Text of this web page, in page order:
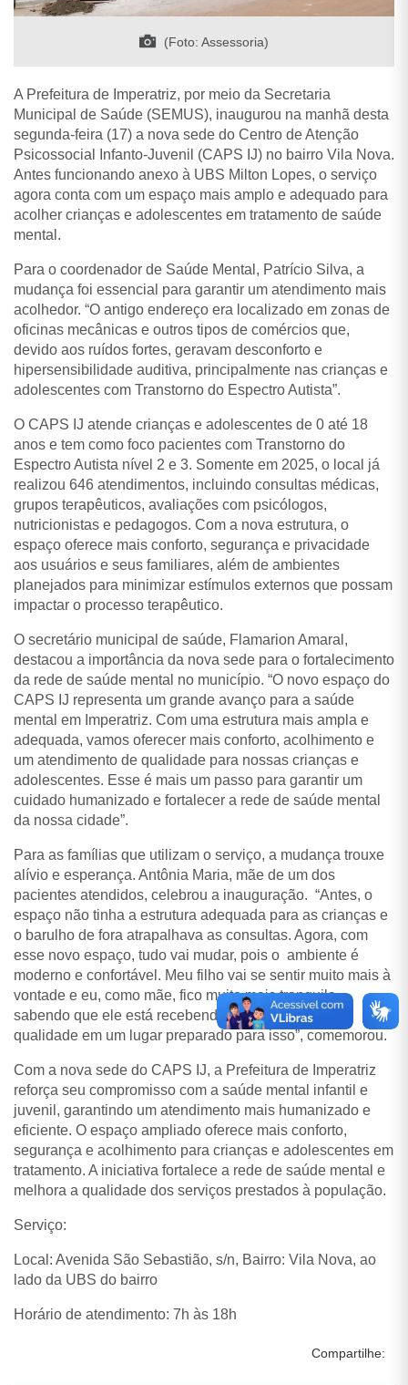
(Foto: Assessoria)
A Prefeitura de Imperatriz, por meio da Secretaria
Municipal de Saúde (SEMUS), inaugurou na manhã desta
segunda-feira (17) a nova sede do Centro de Atenção
Psicossocial Infanto-Juvenil (CAPS IJ) no bairro Vila Nova.
Antes funcionando anexo à UBS Milton Lopes, o serviço
agora conta com um espaço mais amplo e adequado para
acolher crianças e adolescentes em tratamento de saúde
mental.
Para o coordenador de Saúde Mental, Patrício Silva, a
mudança foi essencial para garantir um atendimento mais
acolhedor. “O antigo endereço era localizado em zonas de
oficinas mecânicas e outros tipos de comércios que,
devido aos ruídos fortes, geravam desconforto e
hipersensibilidade auditiva, principalmente nas crianças e
adolescentes com Transtorno do Espectro Autista”.
O CAPS IJ atende crianças e adolescentes de 0 até 18
anos e tem como foco pacientes com Transtorno do
Espectro Autista nível 2 e 3. Somente em 2025, o local já
realizou 646 atendimentos, incluindo consultas médicas,
grupos terapêuticos, avaliações com psicólogos,
nutricionistas e pedagogos. Com a nova estrutura, o
espaço oferece mais conforto, segurança e privacidade
aos usuários e seus familiares, além de ambientes
planejados para minimizar estímulos externos que possam
impactar o processo terapêutico.
O secretário municipal de saúde, Flamarion Amaral,
destacou a importância da nova sede para o fortalecimento
da rede de saúde mental no município. “O novo espaço do
CAPS IJ representa um grande avanço para a saúde
mental em Imperatriz. Com uma estrutura mais ampla e
adequada, vamos oferecer mais conforto, acolhimento e
um atendimento de qualidade para nossas crianças e
adolescentes. Esse é mais um passo para garantir um
cuidado humanizado e fortalecer a rede de saúde mental
da nossa cidade”.
Para as famílias que utilizam o serviço, a mudança trouxe
alívio e esperança. Antônia Maria, mãe de um dos
pacientes atendidos, celebrou a inauguração. “Antes, o
espaço não tinha a estrutura adequada para as crianças e
o barulho de fora atrapalhava as consultas. Agora, com
esse novo espaço, tudo vai mudar, pois o ambiente é
moderno e confortável. Meu filho vai se sentir muito mais à
vontade e eu, como mãe, fico muito mais tranquila
sabendo que ele está recebendo um atendimento de
qualidade em um lugar preparado para isso”, comemorou.
Com a nova sede do CAPS IJ, a Prefeitura de Imperatriz
reforça seu compromisso com a saúde mental infantil e
juvenil, garantindo um atendimento mais humanizado e
eficiente. O espaço ampliado oferece mais conforto,
segurança e acolhimento para crianças e adolescentes em
tratamento. A iniciativa fortalece a rede de saúde mental e
melhora a qualidade dos serviços prestados à população.
Serviço:
Local: Avenida São Sebastião, s/n, Bairro: Vila Nova, ao
lado da UBS do bairro
Horário de atendimento: 7h às 18h
Compartilhe: